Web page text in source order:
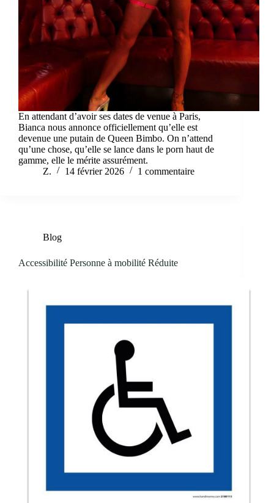
En attendant d’avoir ses dates de venue à Paris,
Bianca nous annonce officiellement qu’elle est
devenue une putain de Queen Bimbo. On n’attend
qu’une chose, qu’elle se lance dans le porn haut de
gamme, elle le mérite assurément.
Z.
14 février 2026 1 commentaire
Blog
Accessibilité Personne à mobilité Réduite